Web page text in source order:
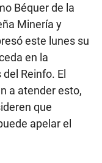
Béquer de la
Minería y
este lunes su
en la
Reinfo. El
a atender esto,
que
apelar el